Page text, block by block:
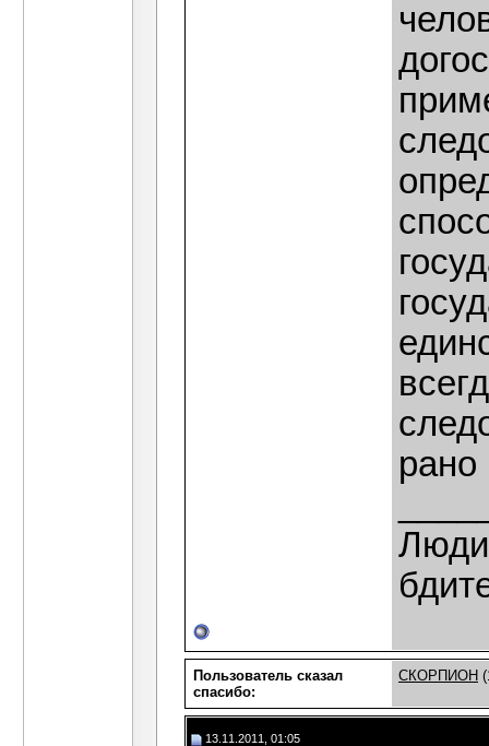
рано
Пользователь сказал
cпасибо:
СКОРПИОН
13.11.2011, 01:05